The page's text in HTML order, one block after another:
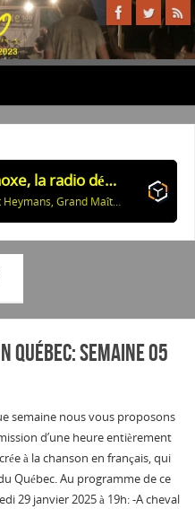
Equinoxe, la radio découverte
Laurent Heymans, Grand Maître de la Confrérie: Les 60 ans des Compagnons de Buley
semaine 05
semaine nous vous proposons
d’une heure entièrement
à la chanson en français, qui
Québec. Au programme de ce
29 janvier 2025 à 19h: -A cheval